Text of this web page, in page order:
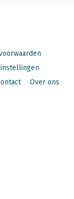
Over ons